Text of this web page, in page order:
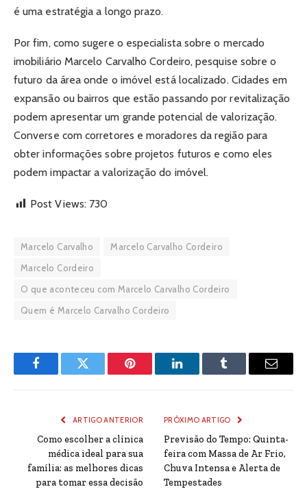
é uma estratégia a longo prazo.
Por fim, como sugere o especialista sobre o mercado
imobiliário Marcelo Carvalho Cordeiro, pesquise sobre o
futuro da área onde o imóvel está localizado. Cidades em
expansão ou bairros que estão passando por revitalização
podem apresentar um grande potencial de valorização.
Converse com corretores e moradores da região para
obter informações sobre projetos futuros e como eles
podem impactar a valorização do imóvel.
Post Views: 730
Marcelo Carvalho
Marcelo Carvalho Cordeiro
Marcelo Cordeiro
O que aconteceu com Marcelo Carvalho Cordeiro
Quem é Marcelo Carvalho Cordeiro
FacebookTwitter Pinterest LinkedInTumblr Email
ARTIGO ANTERIOR
Como escolher a clínica
médica ideal para sua
família: as melhores dicas
para tomar essa decisão
PRÓXIMO ARTIGO
Previsão do Tempo: Quinta-
feira com Massa de Ar Frio,
Chuva Intensa e Alerta de
Tempestades